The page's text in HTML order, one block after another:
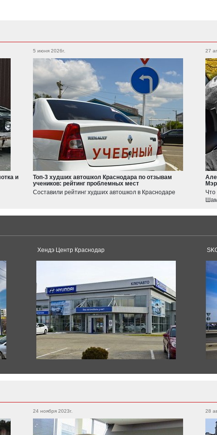
Legacy
Outback
XV
WRX
Forester
BRZ
Suzuki
Jimny
Swift
Model 3
Model S
Toyota
Supra
Land Cruiser
Corolla
Land Cruiser Prado
Camry
Alphard
Hilux
Avensis
Tacoma
Geely
Emgrand
Atlas
Haval
Duster
Logan
Sandero
Pagani
Rolls-Royce
и
5 июня 2026г.
Топ-3 худших автошкол Краснодара по отзывам
учеников: рейтинг проблемных мест
Составили рейтинг худших автошкол в Краснодаре
27
Что
Хендэ Центр Краснодар
24 ноября 2023г. 28